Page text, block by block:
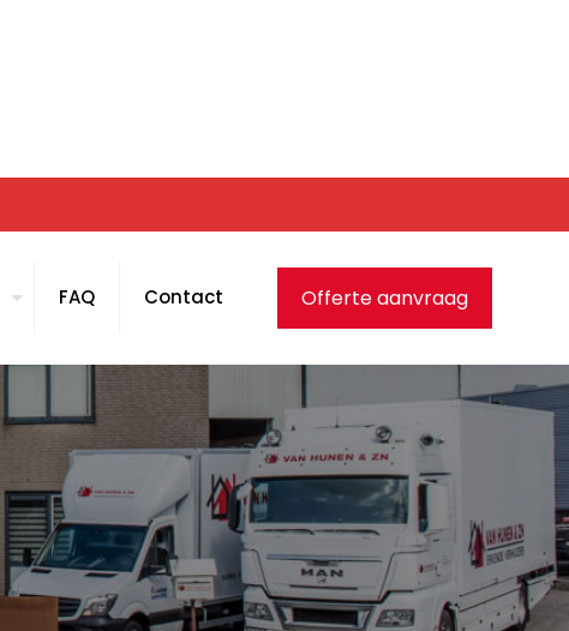
FAQ Contact Offerte aanvraag